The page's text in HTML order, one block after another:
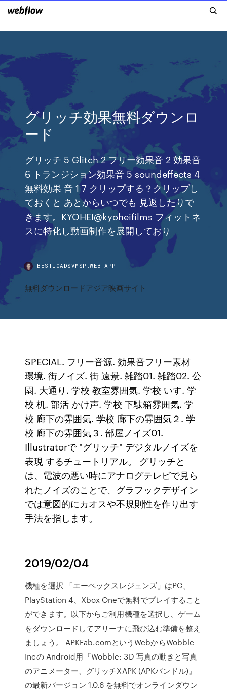
グリッチ効果無料ダウンロ
ード
グリッチ 5 Glitch 2 フリー効果音 2 効果音
6 トランジション効果音 5 soundeffects 4
無料効果 音 1 7 クリップする？クリップし
ておくと あとからいつでも 見返したりで
きます。KYOHEI@kyoheifilms フィットネ
スに特化し動画制作を展開しており
BESTLOADSVMSP.WEB.APP
無料ダウンロードアジア映画サイト
SPECIAL. フリー音源. 効果音フリー素材
環境. 街ノイズ. 街 遠景. 雑踏01. 雑踏02. 公
園. 大通り. 学校 教室雰囲気. 学校 いす. 学
校 机. 部活 かけ声. 学校 下駄箱雰囲気. 学
校 廊下の雰囲気. 学校 廊下の雰囲気２. 学
校 廊下の雰囲気３. 部屋ノイズ01.
Illustratorで "グリッチ" デジタルノイズを
表現 するチュートリアル。 グリッチと
は、電波の悪い時にアナログテレビで見ら
れたノイズのことで、グラフックデザイン
では意図的にカオスや不規則性を作り出す
手法を指します。
2019/02/04
機種を選択 「エーペックスレジェンズ」はPC、
PlayStation 4、Xbox Oneで無料でプレイすること
ができます。以下からご利用機種を選択し、ゲーム
をダウンロードしてアリーナに飛び込む準備を整え
ましょう。 APKFab.comというWebからWobble
Incの Android用『Wobble: 3D 写真の動きと写真
のアニメーター、グリッチXAPK (APKバンドル)』
の最新バージョン 1.0.6 を無料でオンラインダウン